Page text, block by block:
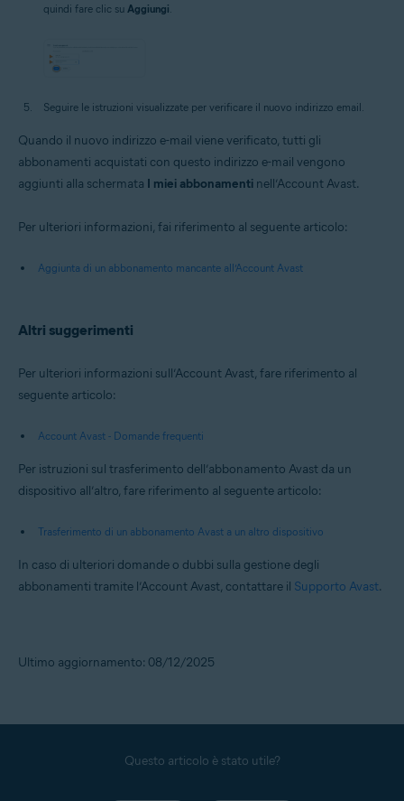
quindi fare clic su Aggiungi
Seguire le istruzioni visualizzate per verificare il nuovo indirizzo email.
Quando il nuovo indirizzo e-mail viene verificato, tutti gli
abbonamenti acquistati con questo indirizzo e-mail vengono
aggiunti alla schermata I miei abbonamenti nell’Account Avast.
Per ulteriori informazioni, fai riferimento al seguente articolo:
Aggiunta di un abbonamento mancante all’Account Avast
Altri suggerimenti
Per ulteriori informazioni sull’Account Avast, fare riferimento al
seguente articolo:
Account Avast - Domande frequenti
Per istruzioni sul trasferimento dell’abbonamento Avast da un
dispositivo all’altro, fare riferimento al seguente articolo:
Trasferimento di un abbonamento Avast a un altro dispositivo
In caso di ulteriori domande o dubbi sulla gestione degli
abbonamenti tramite l’Account Avast, contattare il Supporto Avast.
Ultimo aggiornamento: 08/12/2025
Questo articolo è stato utile?